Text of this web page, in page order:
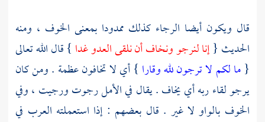
قال ويكون أيضا الرجاء كذلك ممدودا بمعنى الخوف ، ومنه
الحديث {إنا لنرجو ونخاف أن نلقى العدو غدا } قال الله تعالى
{ما لكم لا ترجون لله وقارا } أي لا تخافون عظمة . ومن كان
يرجو لقاء ربه أي يخاف . يقال في الأمل رجوت ورجيت ، وفي
الخوف بالواو لا غير . قال بعضهم : إذا استعملته العرب في